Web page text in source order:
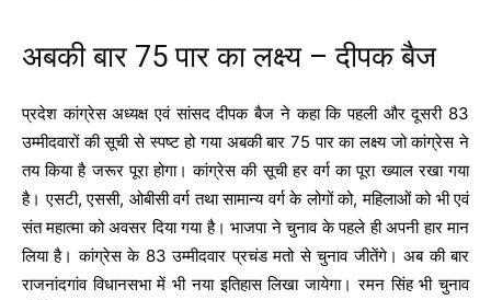
अबकी बार 75 पार का लक्ष्य – दीपक बैज
प्रदेश कांग्रेस अध्यक्ष एवं सांसद दीपक बैज ने कहा कि पहली और दूसरी 83
उम्मीदवारों की सूची से स्पष्ट हो गया अबकी बार 75 पार का लक्ष्य जो कांग्रेस ने
तय किया है जरूर पूरा होगा। कांग्रेस की सूची हर वर्ग का पूरा ख्याल रखा गया
है। एसटी, एससी, ओबीसी वर्ग तथा सामान्य वर्ग के लोगों को, महिलाओं को भी एवं
संत महात्मा को अवसर दिया गया है। भाजपा ने चुनाव के पहले ही अपनी हार मान
लिया है। कांग्रेस के 83 उम्मीदवार प्रचंड मतो से चुनाव जीतेंगे। अब की बार
राजनांदगांव विधानसभा में भी नया इतिहास लिखा जायेगा। रमन सिंह भी चुनाव